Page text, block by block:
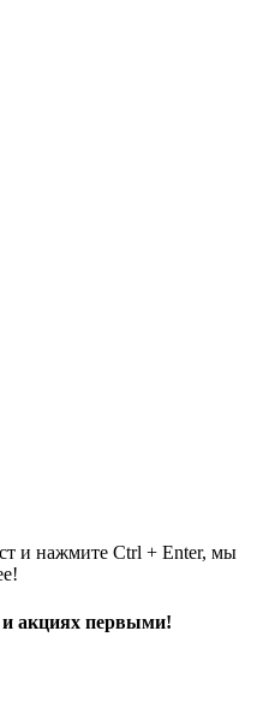
и нажмите Ctrl + Enter, мы
и акциях первыми!